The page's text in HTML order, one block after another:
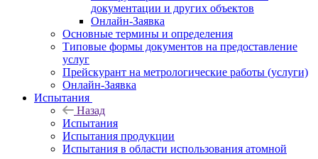
документации и других объектов
Онлайн-Заявка
Основные термины и определения
Типовые формы документов на предоставление
услуг
Прейскурант на метрологические работы (услуги)
Онлайн-Заявка
Испытания
Назад
Испытания
Испытания продукции
Испытания в области использования атомной